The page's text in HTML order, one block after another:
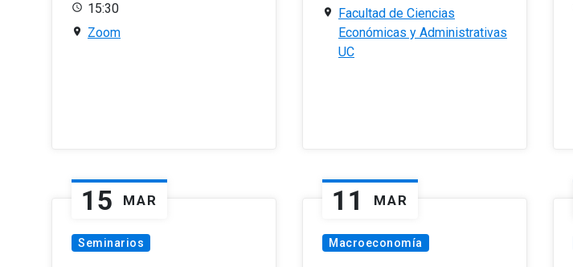
15:30
Zoom
Facultad de Ciencias
Económicas y Administrativas
UC
15 MAR
Seminarios
11 MAR
Macroeconomía